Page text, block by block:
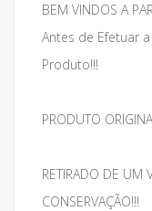
BEM VINDOS A
Antes de Efetuar
Produto!!!
PRODUTO
RETIRADO DE UM
CONSERVAÇÃO!!!